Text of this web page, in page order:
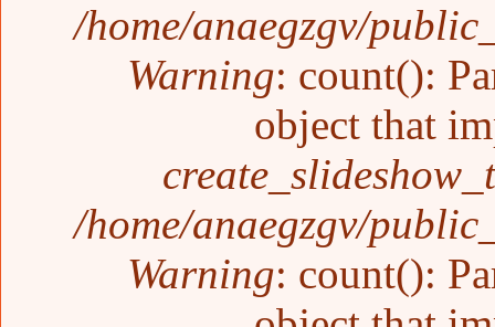
/home/anaegzgv/
Warning: count():
object that
/home/anaegzgv/
Warning: count():